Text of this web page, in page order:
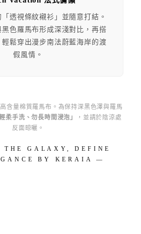
透視條紋襯衫」並隨意打結。
色羅馬布形成深淺對比，再搭
輕鬆穿出漫步南法蔚藍海岸的渡
假風情。
含量棉質羅馬布。為保持深黑色澤與羅馬
柔手洗、勿長時間浸泡」
，並請於陰涼處
反面晾曬。
GALAXY, DEFINE
BY KERAIA —